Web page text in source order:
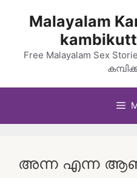
Malayalam
Free Malayalam Sex
അന്ന എന്ന